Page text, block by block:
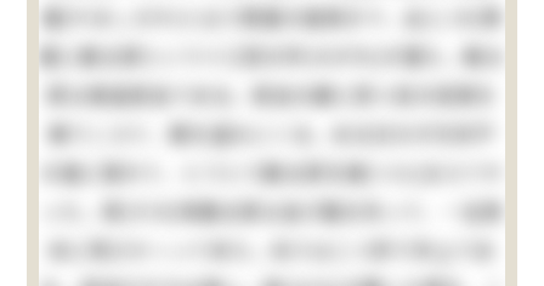
屋(やましろや)と云う質屋の庭続きで、此(この)質
屋に勘太郎という十三四の忰(せがれ)が居た。勘太
郎は無論弱虫である。弱虫の癖に四つ目の垣根を
乗りこえて、栗を盗みにくる。ある日の夕方折戸
の蔭に隠れて、とうとう勘太郎を捕(つら)まえてや
った。其(その)時勘太郎は逃げ路を失って、一生懸